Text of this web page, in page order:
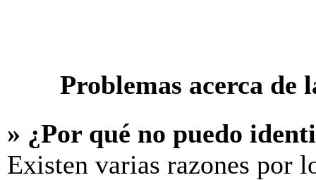
Problemas acerca
» ¿Por qué no puedo
Existen varias razones por